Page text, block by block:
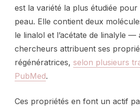
est la variété la plus étudiée
peau. Elle contient deux
le linalol et l’acétate de linalyle —
chercheurs attribuent ses
régénératrices, selon plusieurs
PubMed.
Ces propriétés en font un actif